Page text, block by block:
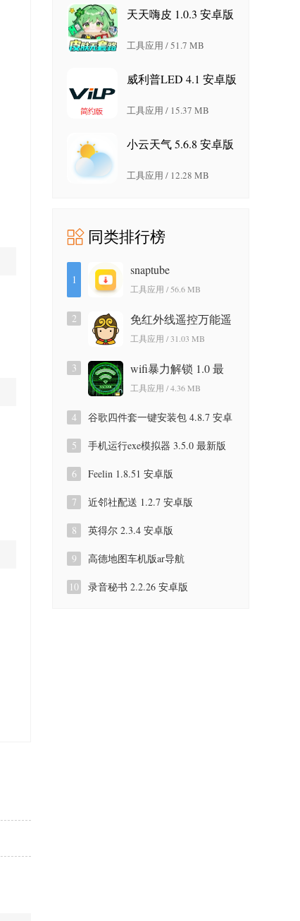
天天嗨皮 1.0.3 安卓版
工具应用 / 51.7 MB
威利普LED 4.1 安卓版
工具应用 / 15.37 MB
小云天气 5.6.8 安卓版
工具应用 / 12.28 MB
同类排行榜
1
snaptube
7.64.1.76402001 安卓
工具应用 / 56.6 MB
2
免红外线遥控万能遥
控app 3.9.8.420 安卓
工具应用 / 31.03 MB
3
wifi暴力解锁 1.0 最
新版
工具应用 / 4.36 MB
4
谷歌四件套一键安装包 4.8.7 安卓
5
手机运行exe模拟器 3.5.0 最新版
6 Feelin 1.8.51 安卓版
7 近邻社配送 1.2.7 安卓版
8 英得尔 2.3.4 安卓版
9
高德地图车机版ar导航
10
录音秘书 2.2.26 安卓版